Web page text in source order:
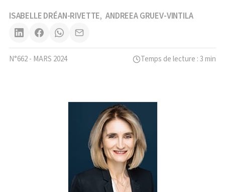
ISABELLE DRÉAN-RIVETTE,ANDREEA GRUEV-VINTILA
N°662 - MARS 2024 Temps de lecture : 3 min